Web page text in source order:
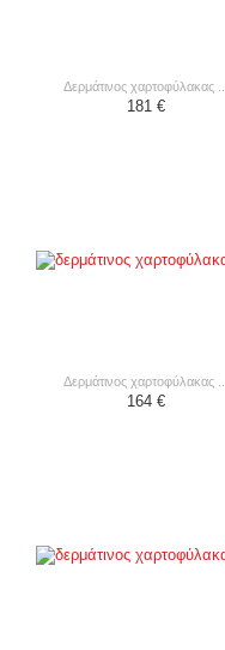
δερμάτινος χαρτοφύλακας ...
181 €
δερμάτινος χαρτοφύλακας ...
164 €